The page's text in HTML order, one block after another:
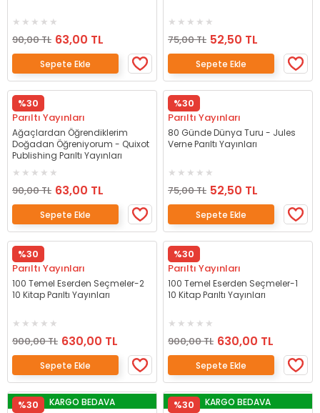
90,00 TL 63,00 TL
Sepete Ekle
75,00 TL 52,50 TL
Sepete Ekle
%30
Parıltı Yayınları
Ağaçlardan Öğrendiklerim
Doğadan Öğreniyorum - Quixot
Publishing Parıltı Yayınları
90,00 TL 63,00 TL
Sepete Ekle
%30
Parıltı Yayınları
80 Günde Dünya Turu - Jules
Verne Parıltı Yayınları
75,00 TL 52,50 TL
Sepete Ekle
%30
Parıltı Yayınları
100 Temel Eserden Seçmeler-2
10 Kitap Parıltı Yayınları
900,00 TL 630,00 TL
Sepete Ekle
%30
Parıltı Yayınları
100 Temel Eserden Seçmeler-1
10 Kitap Parıltı Yayınları
900,00 TL 630,00 TL
Sepete Ekle
%30 KARGO BEDAVA %30 KARGO BEDAVA